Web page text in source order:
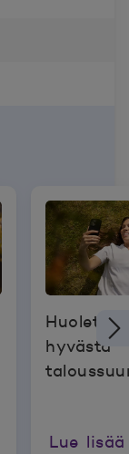
Huoleton
hyvästä
Lue lisää